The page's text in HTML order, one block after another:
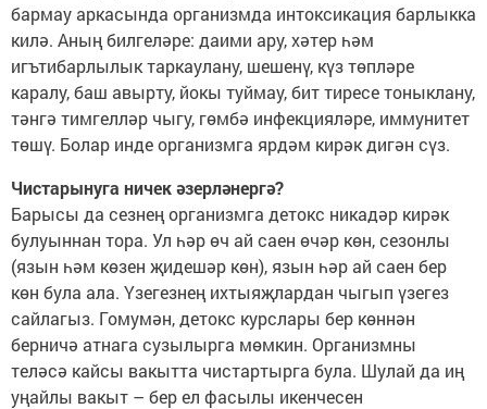
бармау аркасында организмда интоксикация барлыкка
килә. Аның билгеләре: даими ару, хәтер һәм
игътибарлылык таркаулану, шешенү, күз төпләре
каралу, баш авырту, йокы туймау, бит тиресе тоныклану,
тәнгә тимгелләр чыгу, гөмбә инфекцияләре, иммунитет
төшү. Болар инде организмга ярдәм кирәк дигән сүз.
Чистарынуга ничек әзерләнергә?
Барысы да сезнең организмга детокс никадәр кирәк
булуыннан тора. Ул һәр өч ай саен өчәр көн, сезонлы
(язын һәм көзен җидешәр көн), язын һәр ай саен бер
көн була ала. Үзегезнең ихтыяҗлардан чыгып үзегез
сайлагыз. Гомумән, детокс курслары бер көннән
берничә атнага сузылырга мөмкин. Организмны
теләсә кайсы вакытта чистартырга була. Шулай да иң
уңайлы вакыт – бер ел фасылы икенчесен